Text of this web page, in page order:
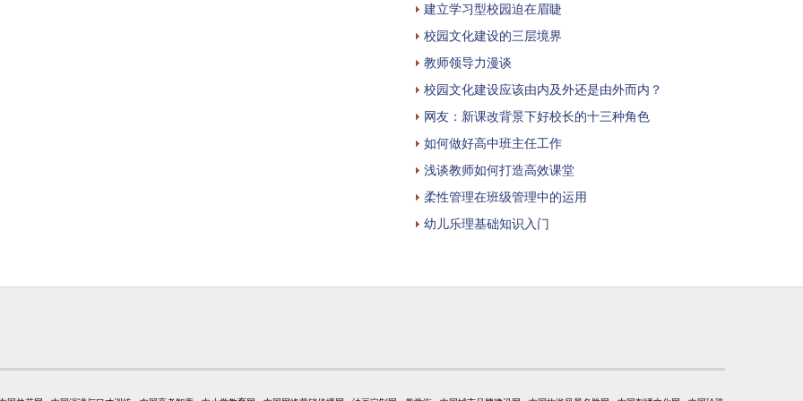
建立学习型校园迫在眉睫
校园文化建设的三层境界
教师领导力漫谈
校园文化建设应该由内及外还是由外而内？
网友：新课改背景下好校长的十三种角色
如何做好高中班主任工作
浅谈教师如何打造高效课堂
柔性管理在班级管理中的运用
幼儿乐理基础知识入门